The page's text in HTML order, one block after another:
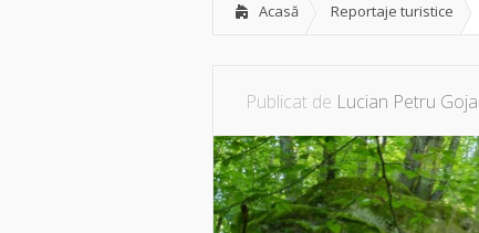
Acasă Reportaje turistice
Publicat de Lucian Petru Goja